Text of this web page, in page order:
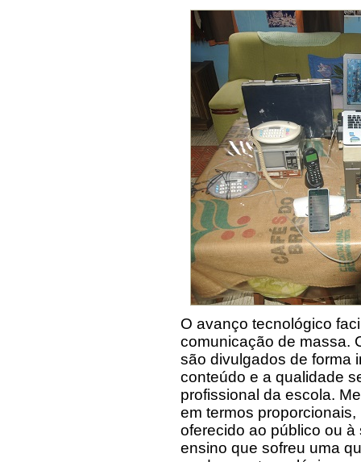
O avanço tecnológico
comunicação de massa.
são divulgados de forma
conteúdo e a qualidade
profissional da escola.
em termos
oferecido ao público ou
ensino que sofreu uma